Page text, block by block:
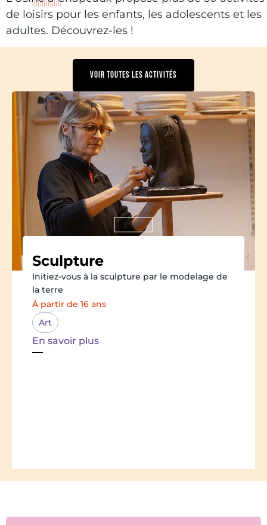
de loisirs pour les enfants, les adolescents et les
adultes. Découvrez-les !
VOIR TOUTES LES ACTIVITÉS
Sculpture
Initiez-vous à la sculpture par le modelage de
la terre
À partir de 16 ans
Art
En savoir plus